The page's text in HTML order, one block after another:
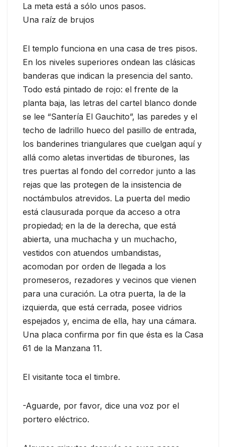
La meta está a sólo unos pasos.
Una raíz de brujos
El templo funciona en una casa de tres pisos.
En los niveles superiores ondean las clásicas
banderas que indican la presencia del santo.
Todo está pintado de rojo: el frente de la
planta baja, las letras del cartel blanco donde
se lee “Santería El Gauchito”, las paredes y el
techo de ladrillo hueco del pasillo de entrada,
los banderines triangulares que cuelgan aquí y
allá como aletas invertidas de tiburones, las
tres puertas al fondo del corredor junto a las
rejas que las protegen de la insistencia de
noctámbulos atrevidos. La puerta del medio
está clausurada porque da acceso a otra
propiedad; en la de la derecha, que está
abierta, una muchacha y un muchacho,
vestidos con atuendos umbandistas,
acomodan por orden de llegada a los
promeseros, rezadores y vecinos que vienen
para una curación. La otra puerta, la de la
izquierda, que está cerrada, posee vidrios
espejados y, encima de ella, hay una cámara.
Una placa confirma por fin que ésta es la Casa
61 de la Manzana 11.
El visitante toca el timbre.
-Aguarde, por favor, dice una voz por el
portero eléctrico.